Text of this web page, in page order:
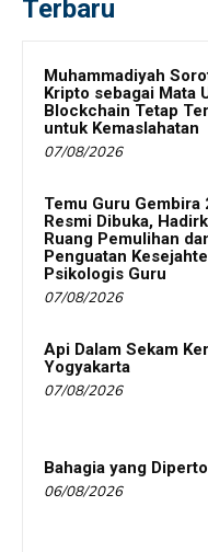
Terbaru
Muhammadiyah
Kripto sebagai Mata
Blockchain Tetap
untuk Kemaslahatan
07/08/2026
Temu Guru Gembira
Resmi Dibuka,
Ruang Pemulihan
Penguatan
Psikologis Guru
07/08/2026
Api Dalam Sekam
Yogyakarta
07/08/2026
Bahagia yang
06/08/2026